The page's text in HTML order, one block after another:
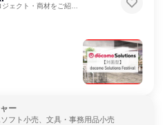
ー
フト小売、文具・事務用品小売